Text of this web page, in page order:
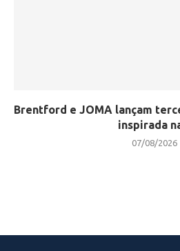
Brentford e JOMA lançam
inspirada
07/08/2026